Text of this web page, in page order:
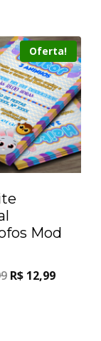
Oferta!
Mod
R$ 12,99